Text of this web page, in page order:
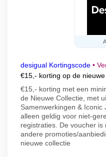
desigual Kortingscode •
€15,- korting op de
€15,- korting met een
de Nieuwe Collectie, met
Samenwerkingen & Iconic
alleen geldig voor niet-
registraties. De voucher
andere promoties/
nieuwe collectie